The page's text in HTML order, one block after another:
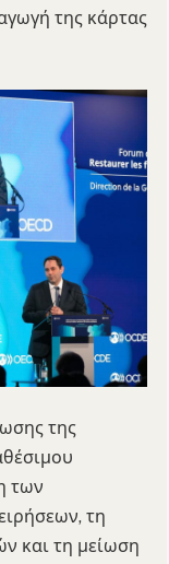
της κάρτας
της
των
τη
και τη μείωση